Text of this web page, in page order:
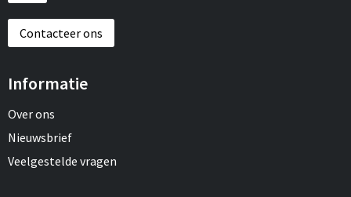
Contacteer ons
Informatie
Over ons
Nieuwsbrief
Veelgestelde vragen